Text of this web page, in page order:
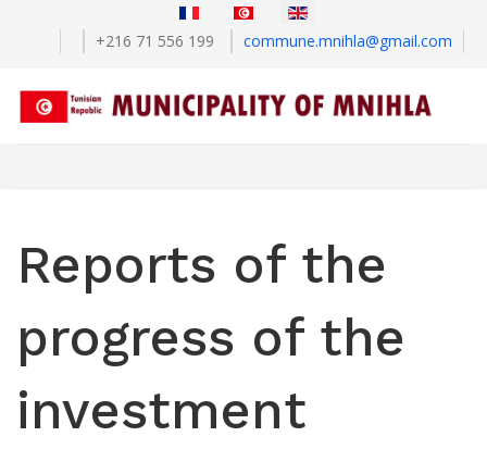
+216 71 556 199 commune.mnihla@gmail.com
Reports of the
progress of the
investment